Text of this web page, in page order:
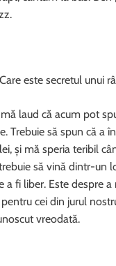
este secretul unui
laud că acum pot
Trebuie să spun că a
și mă speria teribil
să vină dintr-un
a fi liber. Este despre
cei din jurul
vreodată.